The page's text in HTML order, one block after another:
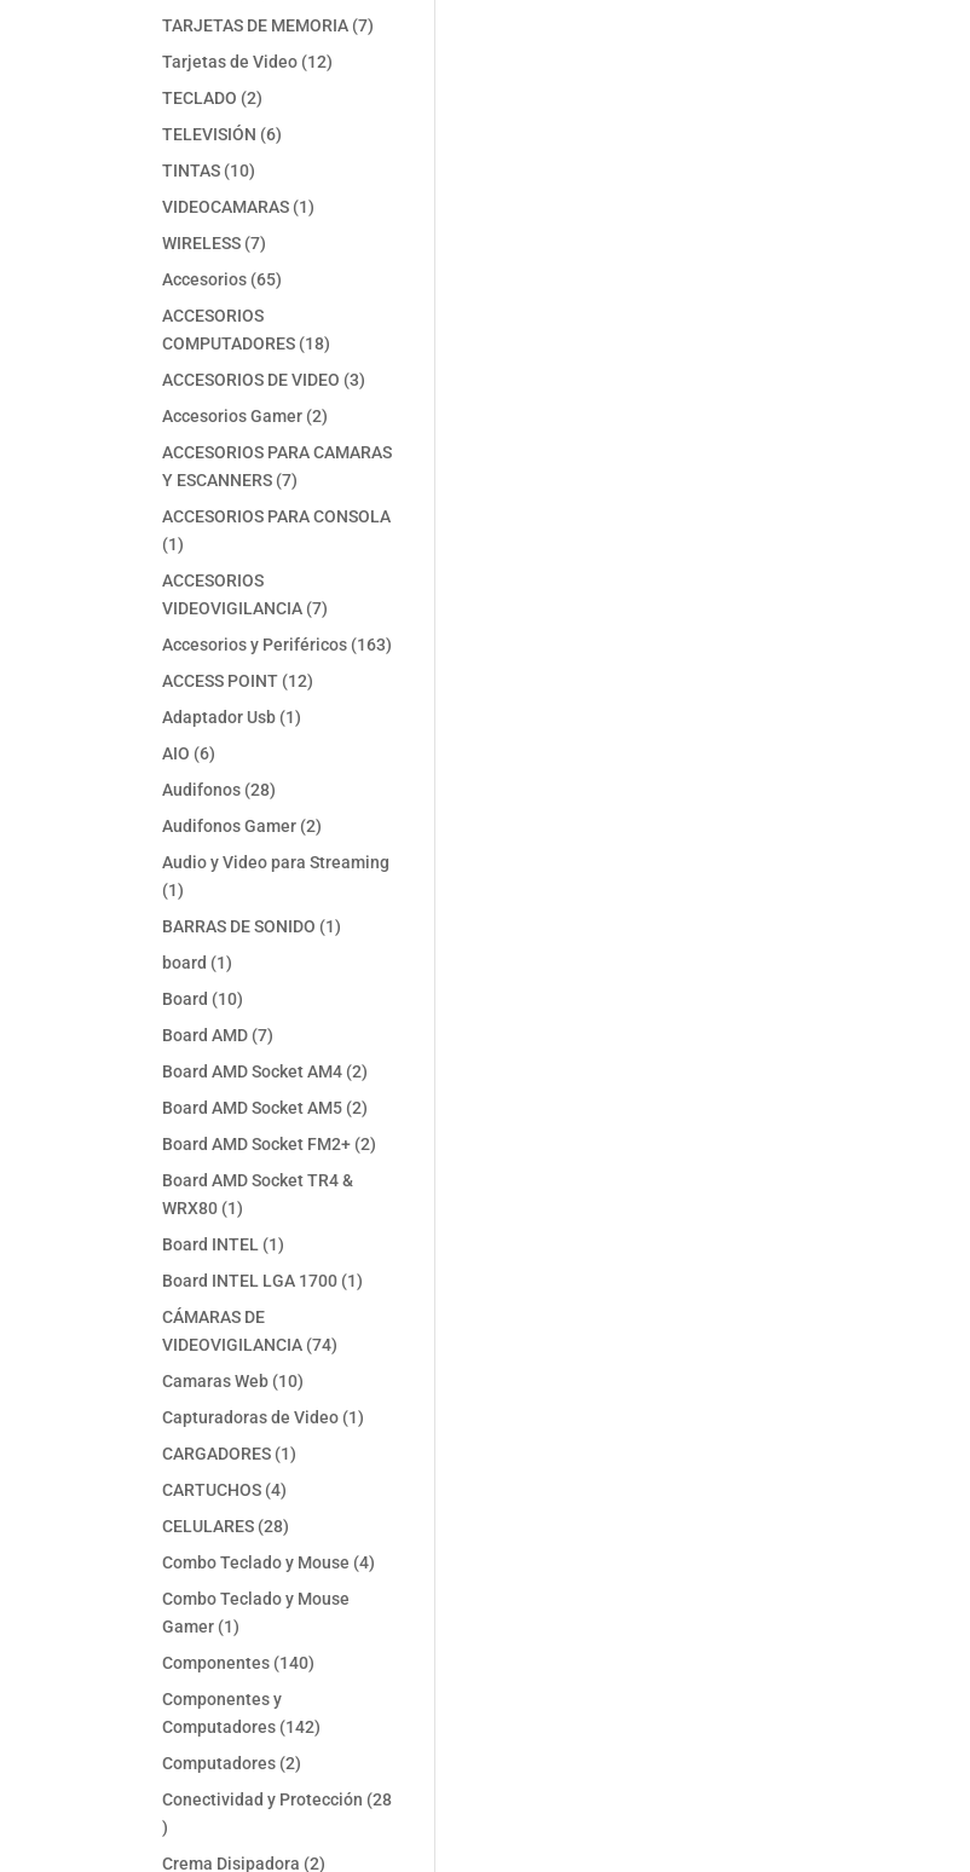
productos
TARJETAS DE MEMORIA 77
Tarjetas de Video 1212
TECLADO 22
productos
TELEVISIÓN 66
TINTAS 1010
productos
VIDEOCAMARAS 11
WIRELESS 77
productos
Accesorios 6565
ACCESORIOS
COMPUTADORES 1818
productos
ACCESORIOS DE VIDEO 33
Accesorios Gamer 22
productos
ACCESORIOS PARA CAMARAS
Y ESCANNERS 77
productos
ACCESORIOS PARA CONSOLA
11
producto
ACCESORIOS
VIDEOVIGILANCIA 77
productos
Accesorios y Periféricos 163163
ACCESS POINT 1212
Adaptador Usb 11
AIO 66
productos
Audifonos 2828
productos
Audifonos Gamer 22
productos
Audio y Video para Streaming
11
producto
BARRAS DE SONIDO 11
board 11
producto
Board 1010
productos
Board AMD 77
productos
Board AMD Socket AM4 22
productos
Board AMD Socket AM5 22
productos
Board AMD Socket FM2+ 22
Board AMD Socket TR4 &
WRX80 11
producto
Board INTEL 11
producto
Board INTEL LGA 1700 11
CÁMARAS DE
VIDEOVIGILANCIA 7474
Camaras Web 1010
productos
Capturadoras de Video 11
CARGADORES 11
CARTUCHOS 44
productos
CELULARES 2828
productos
Combo Teclado y Mouse 44
Combo Teclado y Mouse
Gamer 11
producto
Componentes 140140
Componentes y
Computadores 142142
Computadores 22
productos
Conectividad y Protección 28
28
productos
Crema Disipadora 22